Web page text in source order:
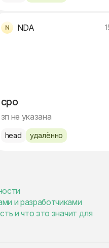
NDA
cpo
зп не указана
head удалённо
и разработчиками
и что это значит для